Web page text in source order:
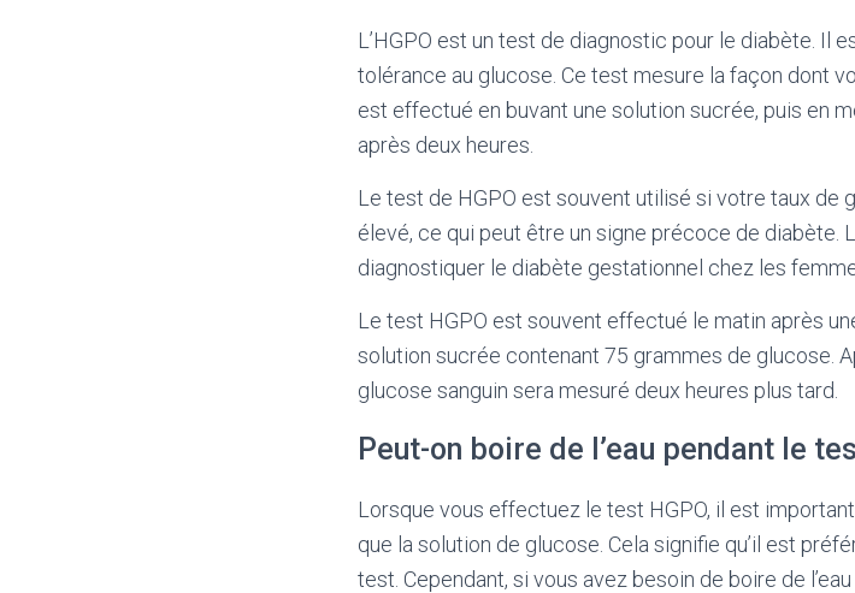
L’HGPO est un test de diagnostic pour le diabète. Il
tolérance au glucose. Ce test mesure la façon dont
est effectué en buvant une solution sucrée, puis en
après deux heures.
Le test de HGPO est souvent utilisé si votre taux de
élevé, ce qui peut être un signe précoce de
diagnostiquer le diabète gestationnel chez les
Le test HGPO est souvent effectué le matin après
solution sucrée contenant 75 grammes de glucose.
glucose sanguin sera mesuré deux heures plus tard.
Peut-on boire de l’eau pendant le
Lorsque vous effectuez le test HGPO, il est
que la solution de glucose. Cela signifie qu’il est
test. Cependant, si vous avez besoin de boire de